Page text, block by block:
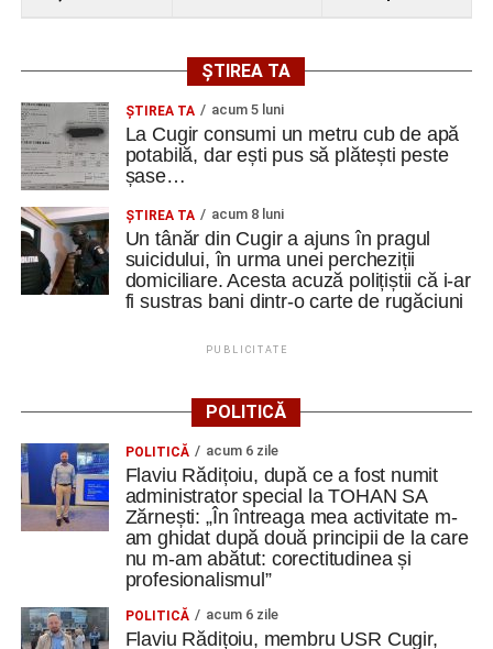
ȘTIREA TA
ȘTIREA TA acum 5 luni
La Cugir consumi un metru cub de apă
potabilă, dar ești pus să plătești peste
șase…
ȘTIREA TA acum 8 luni
Un tânăr din Cugir a ajuns în pragul
suicidului, în urma unei percheziții
domiciliare. Acesta acuză polițiștii că i-ar
fi sustras bani dintr-o carte de rugăciuni
PUBLICITATE
POLITICĂ
POLITICĂ acum 6 zile
Flaviu Rădițoiu, după ce a fost numit
administrator special la TOHAN SA
Zărnești: „În întreaga mea activitate m-
am ghidat după două principii de la care
nu m-am abătut: corectitudinea și
profesionalismul”
POLITICĂ acum 6 zile
Flaviu Rădițoiu, membru USR Cugir,